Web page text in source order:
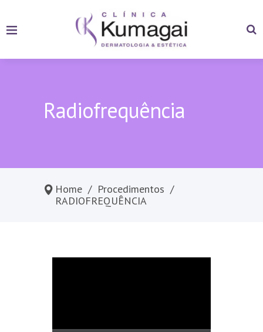
Radiofrequência
Home / Procedimentos /
RADIOFREQUÊNCIA